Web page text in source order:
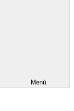
Menú